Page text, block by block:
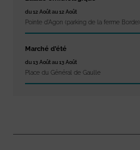
du 12 Août au 12 Août
Pointe d'Agon (parking de la ferme Borde)
Marché d’été
du 13 Août au 13 Août
Place du Général de Gaulle